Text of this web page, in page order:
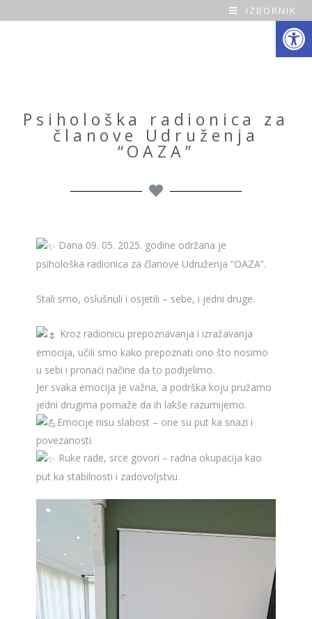
Open toolbar
O
a
IZBORNIK
Psihološka radionica za
članove Udruženja
“OAZA”
Dana 09. 05. 2025. godine održana je
psihološka radionica za članove Udruženja “OAZA”.
Stali smo, oslušnuli i osjetili – sebe, i jedni druge.
Kroz radionicu prepoznavanja i izražavanja
emocija, učili smo kako prepoznati ono što nosimo
u sebi i pronaći načine da to podijelimo.
Jer svaka emocija je važna, a podrška koju pružamo
jedni drugima pomaže da ih lakše razumijemo.
Emocije nisu slabost – one su put ka snazi i
povezanosti.
Ruke rade, srce govori – radna okupacija kao
put ka stabilnosti i zadovoljstvu.